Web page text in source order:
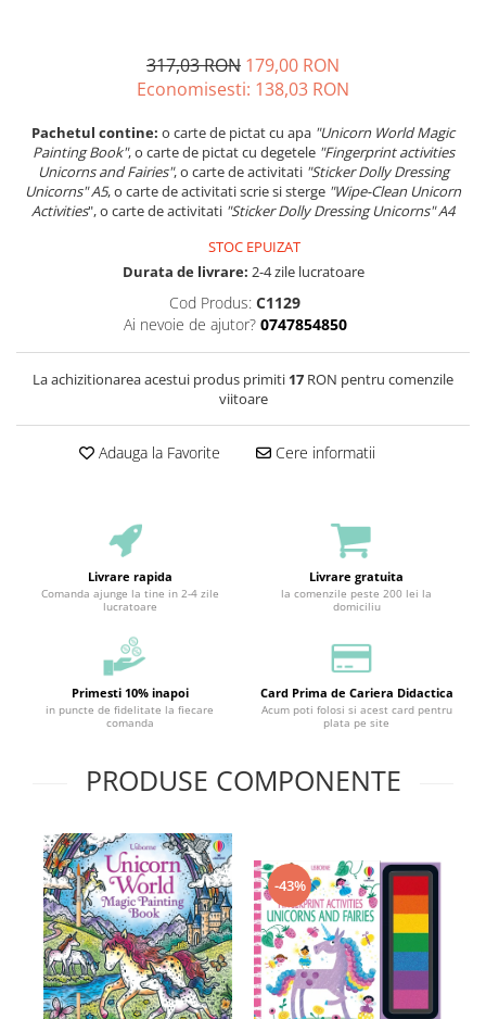
317,03 RON 179,00 RON
Economisesti: 138,03 RON
Pachetul contine: o carte de pictat cu apa "Unicorn World Magic
Painting Book", o carte de pictat cu degetele "Fingerprint activities
Unicorns and Fairies", o carte de activitati "Sticker Dolly Dressing
Unicorns" A5, o carte de activitati scrie si sterge "Wipe-Clean Unicorn
Activities", o carte de activitati "Sticker Dolly Dressing Unicorns" A4
STOC EPUIZAT
Durata de livrare: 2-4 zile lucratoare
Cod Produs: C1129
Ai nevoie de ajutor? 0747854850
La achizitionarea acestui produs primiti 17 RON pentru comenzile
viitoare
Adauga la Favorite Cere informatii
Livrare rapida
Comanda ajunge la tine in 2-4 zile
lucratoare
Livrare gratuita
la comenzile peste 200 lei la
domiciliu
Primesti 10% inapoi
in puncte de fidelitate la fiecare
comanda
Card Prima de Cariera Didactica
Acum poti folosi si acest card pentru
plata pe site
PRODUSE COMPONENTE
-43%